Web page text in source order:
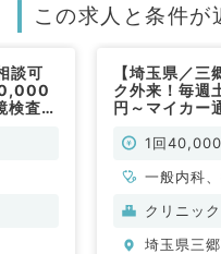
この求人と条件が
談可
検査5
【埼玉県／
ク外来！毎週
円～マイカー
1回
一般内科
科、消化
クリニッ
埼玉県三